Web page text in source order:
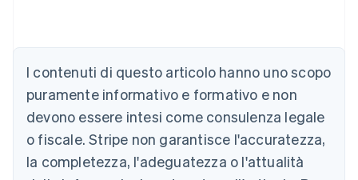
I contenuti di questo articolo hanno uno scopo
puramente informativo e formativo e non
devono essere intesi come consulenza legale
o fiscale. Stripe non garantisce l'accuratezza,
la completezza, l'adeguatezza o l'attualità
Austria
Belgio
Nederlands FrançaisDeutschEnglish
Brasile
Português English
Bulgaria
English
Canada